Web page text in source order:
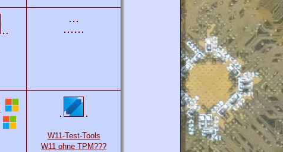
W11-Test-Tools
W11 ohne TPM???